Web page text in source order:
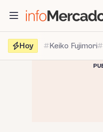
contenido
Hoy
Keiko Fujimori